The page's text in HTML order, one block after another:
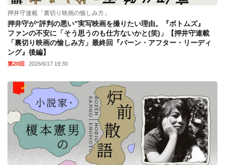
押井守連載「裏切り映画の愉しみ方」
押井守が“評判の悪い”実写映画を撮りたい理由。『ボトムズ』
ファンの不安に「そう思うのも仕方ないかと(笑)」【押井守連載
「裏切り映画の愉しみ方」最終回『バーン・アフター・リーディ
ング』後編】
第20回 2026/6/17 19:30